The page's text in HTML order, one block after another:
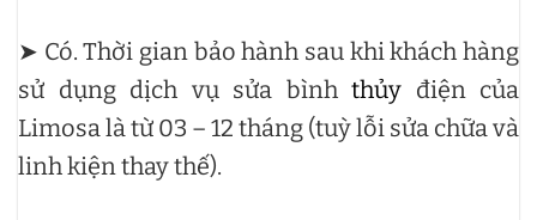
➤ Có. Thời gian bảo hành sau khi khách hàng
sử dụng dịch vụ sửa bình thủy điện của
Limosa là từ 03 – 12 tháng (tuỳ lỗi sửa chữa và
linh kiện thay thế).